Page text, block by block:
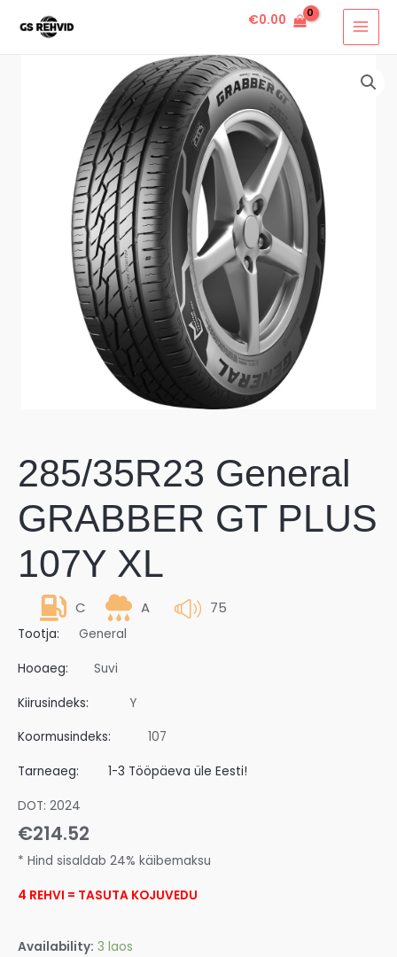
€0.00
285/35R23 General
GRABBER GT PLUS
107Y XL
C A 75
Tootja: General
Hooaeg: Suvi
Kiirusindeks: Y
Koormusindeks: 107
Tarneaeg: 1-3 Tööpäeva üle Eesti!
DOT: 2024
€214.52
* Hind sisaldab 24% käibemaksu
4 REHVI = TASUTA KOJUVEDU
Availability: 3 laos